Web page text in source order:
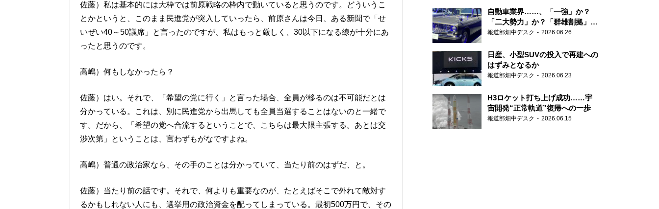
佐藤）私は基本的には大枠では前原戦略の枠内で動いていると思うのです。どういうこ
とかというと、このまま民進党が突入していったら、前原さんは今日、ある新聞で「せ
いぜい40～50議席」と言ったのですが、私はもっと厳しく、30以下になる線が十分にあ
ったと思うのです。
高嶋）何もしなかったら？
佐藤）はい。それで、「希望の党に行く」と言った場合、全員が移るのは不可能だとは
分かっている。これは、別に民進党から出馬しても全員当選することはないのと一緒で
す。だから、「希望の党へ合流するということで、こちらは最大限主張する。あとは交
渉次第」ということは、言わずもがなですよね。
高嶋）普通の政治家なら、その手のことは分かっていて、当たり前のはずだ、と。
佐藤）当たり前の話です。それで、何よりも重要なのが、たとえばそこで外れて敵対す
るかもしれない人にも、選挙用の政治資金を配ってしまっている。最初500万円で、その
自動車業界……、「一強」か？
「二大勢力」か？「群雄割拠」
か？
報道部畑中デスク 2026.06.26
日産、小型SUVの投入で再建への
はずみとなるか
報道部畑中デスク 2026.06.23
H3ロケット打ち上げ成功……宇
宙開発“正常軌道”復帰への一歩
報道部畑中デスク 2026.06.15